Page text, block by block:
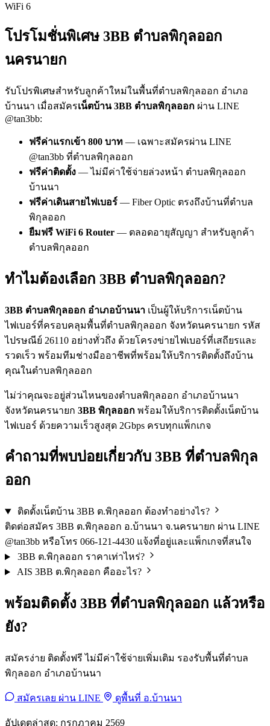
WiFi 6
โปรโมชั่นพิเศษ 3BB ตำบลพิกุลออก
นครนายก
รับโปรพิเศษสำหรับลูกค้าใหม่ในพื้นที่ตำบลพิกุลออก อำเภอ
บ้านนา เมื่อสมัครเน็ตบ้าน 3BB ตำบลพิกุลออก ผ่าน LINE
@tan3bb:
ฟรีค่าแรกเข้า 800 บาท — เฉพาะสมัครผ่าน LINE
@tan3bb ที่ตำบลพิกุลออก
ฟรีค่าติดตั้ง — ไม่มีค่าใช้จ่ายล่วงหน้า ตำบลพิกุลออก
บ้านนา
ฟรีค่าเดินสายไฟเบอร์ — Fiber Optic ตรงถึงบ้านที่ตำบล
พิกุลออก
ยืมฟรี WiFi 6 Router — ตลอดอายุสัญญา สำหรับลูกค้า
ตำบลพิกุลออก
ทำไมต้องเลือก 3BB ตำบลพิกุลออก?
3BB ตำบลพิกุลออก อำเภอบ้านนา เป็นผู้ให้บริการเน็ตบ้าน
ไฟเบอร์ที่ครอบคลุมพื้นที่ตำบลพิกุลออก จังหวัดนครนายก รหัส
ไปรษณีย์ 26110 อย่างทั่วถึง ด้วยโครงข่ายไฟเบอร์ที่เสถียรและ
รวดเร็ว พร้อมทีมช่างมืออาชีพที่พร้อมให้บริการติดตั้งถึงบ้าน
คุณในตำบลพิกุลออก
ไม่ว่าคุณจะอยู่ส่วนไหนของตำบลพิกุลออก อำเภอบ้านนา
จังหวัดนครนายก 3BB พิกุลออก พร้อมให้บริการติดตั้งเน็ตบ้าน
ไฟเบอร์ ด้วยความเร็วสูงสุด 2Gbps ครบทุกแพ็กเกจ
คำถามที่พบบ่อยเกี่ยวกับ 3BB ที่ตำบลพิกุล
ออก
ติดตั้งเน็ตบ้าน 3BB ต.พิกุลออก ต้องทำอย่างไร?
ติดต่อสมัคร 3BB ต.พิกุลออก อ.บ้านนา จ.นครนายก ผ่าน LINE
@tan3bb หรือโทร 066-121-4430 แจ้งที่อยู่และแพ็กเกจที่สนใจ
3BB ต.พิกุลออก ราคาเท่าไหร่?
AIS 3BB ต.พิกุลออก คืออะไร?
พร้อมติดตั้ง 3BB ที่ตำบลพิกุลออก แล้วหรือ
ยัง?
สมัครง่าย ติดตั้งฟรี ไม่มีค่าใช้จ่ายเพิ่มเติม รองรับพื้นที่ตำบล
พิกุลออก อำเภอบ้านนา
สมัครเลย ผ่าน LINE ดูพื้นที่ อ.บ้านนา
อัปเดตล่าสุด: กรกฎาคม 2569